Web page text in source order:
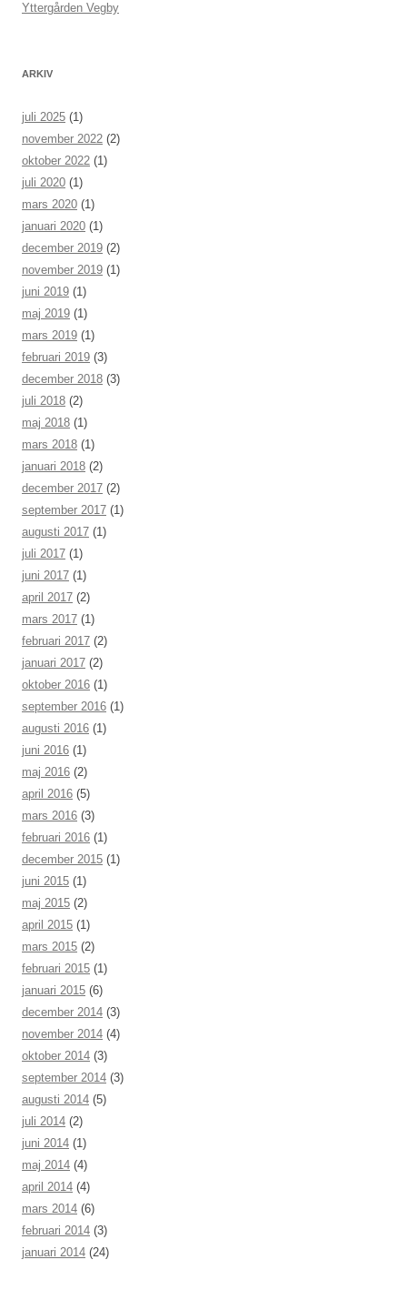
Yttergården Vegby
ARKIV
juli 2025 (1)
november 2022 (2)
oktober 2022 (1)
juli 2020 (1)
mars 2020 (1)
januari 2020 (1)
december 2019 (2)
november 2019 (1)
juni 2019 (1)
maj 2019 (1)
mars 2019 (1)
februari 2019 (3)
december 2018 (3)
juli 2018 (2)
maj 2018 (1)
mars 2018 (1)
januari 2018 (2)
december 2017 (2)
september 2017 (1)
augusti 2017 (1)
juli 2017 (1)
juni 2017 (1)
april 2017 (2)
mars 2017 (1)
februari 2017 (2)
januari 2017 (2)
oktober 2016 (1)
september 2016 (1)
augusti 2016 (1)
juni 2016 (1)
maj 2016 (2)
april 2016 (5)
mars 2016 (3)
februari 2016 (1)
december 2015 (1)
juni 2015 (1)
maj 2015 (2)
april 2015 (1)
mars 2015 (2)
februari 2015 (1)
januari 2015 (6)
december 2014 (3)
november 2014 (4)
oktober 2014 (3)
september 2014 (3)
augusti 2014 (5)
juli 2014 (2)
juni 2014 (1)
maj 2014 (4)
april 2014 (4)
mars 2014 (6)
februari 2014 (3)
januari 2014 (24)